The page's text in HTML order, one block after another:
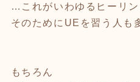
…これがいわゆるヒーリン
そのためにUEを習う人も
もちろん